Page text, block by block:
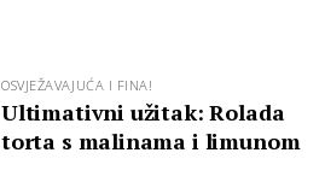
OSVJEŽAVAJUĆA I FINA!
Ultimativni užitak: Rolada
torta s malinama i limunom